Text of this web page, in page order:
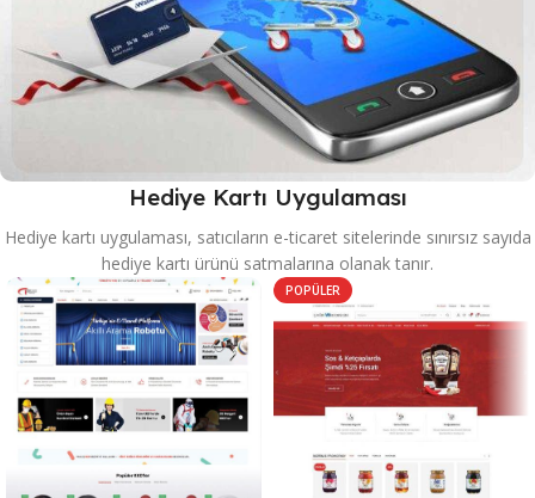
Hediye Kartı Uygulaması
Hediye kartı uygulaması, satıcıların e-ticaret sitelerinde sınırsız sayıda
hediye kartı ürünü satmalarına olanak tanır.
POPÜLER